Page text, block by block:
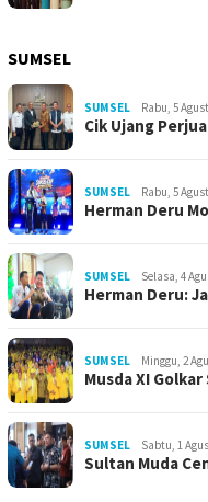
SUMSEL
SUMSEL Rabu, 5
Cik Ujang
SUMSEL Rabu, 5
Herman Deru
SUMSEL Selasa, 4
Herman Deru:
SUMSEL Minggu, 2
Musda XI
SUMSEL Sabtu, 1
Sultan Muda